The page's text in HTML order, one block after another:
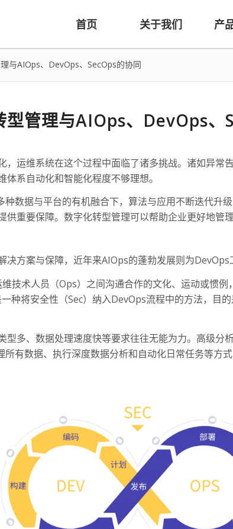
首页 关于我们 产
与AIOps、DevOps、SecOps的协同
型管理与AIOps、DevOps、
运维系统在这个过程中面临了诸多挑战。诸如异
系自动化和智能化程度不够理想。
数据与平台的有机融合下，算法与应用不断迭代升
重要保障。数字化转型管理可以帮助企业更好地管
方案与保障，近年来AIOps的蓬勃发展则为DevOps
技术人员（Ops）之间沟通合作的文化、运动或惯例
种将安全性（Sec）纳入DevOps流程中的方法，目
多、数据处理速度快等要求往往无能为力。高级
有数据、执行深度数据分析和自动化日常任务等方